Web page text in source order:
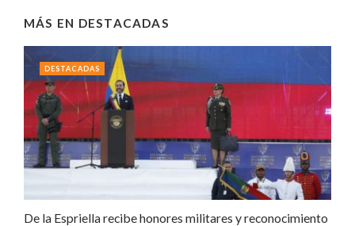
MÁS EN DESTACADAS
De la Espriella recibe honores militares y reconocimiento
DESTACADAS